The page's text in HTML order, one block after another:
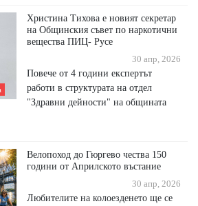
Христина Тихова е новият секретар
на Общинския съвет по наркотични
вещества ПИЦ- Русе
30 апр, 2026
Повече от 4 години експертът
работи в структурата на отдел
"Здравни дейности" на общината
Велопоход до Гюргево чества 150
години от Априлското въстание
30 апр, 2026
Любителите на колоезденето ще се